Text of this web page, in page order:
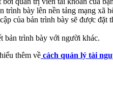
trình bày lên nền tảng mạng xã
của bản trình bày sẽ được đặt
bản trình bày với người khác.
thêm về cách quản lý tài